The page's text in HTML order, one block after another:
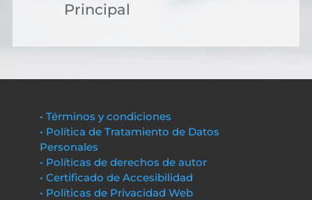
Principal
• Términos y condiciones
• Política de Tratamiento de Datos
Personales
• Políticas de derechos de autor
• Certificado de Accesibilidad
• Políticas de Privacidad Web